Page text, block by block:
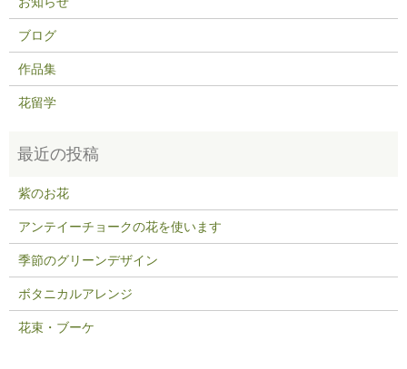
ブログ
作品集
花留学
紫のお花
アンテイーチョークの花を使います
季節のグリーンデザイン
ボタニカルアレンジ
花束・ブーケ